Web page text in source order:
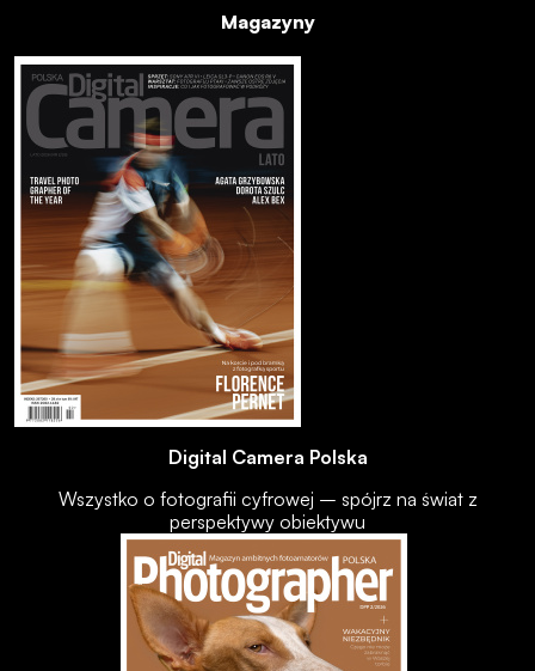
Magazyny
Digital Camera Polska
Wszystko o fotografii cyfrowej – spójrz na świat z
perspektywy obiektywu